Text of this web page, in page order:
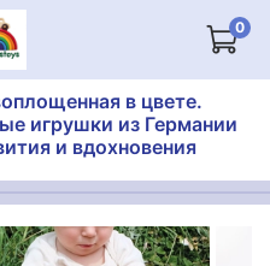
0
в цвете.
игрушки из Германии
и вдохновения